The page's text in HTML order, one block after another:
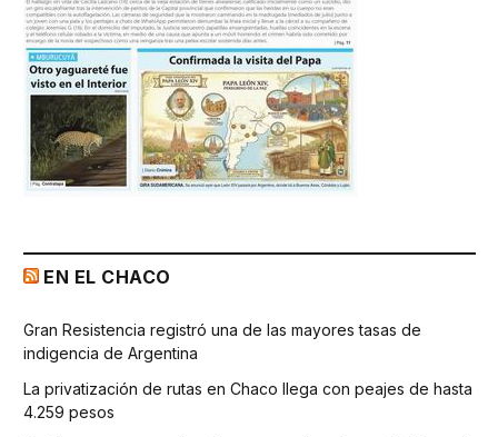
EN EL CHACO
Gran Resistencia registró una de las mayores tasas de
indigencia de Argentina
La privatización de rutas en Chaco llega con peajes de hasta
4.259 pesos